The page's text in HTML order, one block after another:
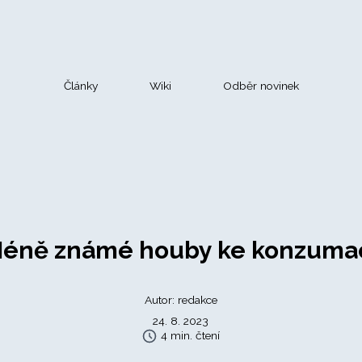
Články Wiki Odběr novinek
známé houby ke
Autor: redakce
24. 8. 2023
4 min. čtení